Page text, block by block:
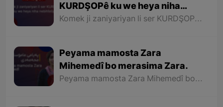
KURDŞOPê ku we heya niha
nebihîstiye.
Komek ji zaniyariyan li ser KURDŞOPê ku we heya niha nebihîstiye.
Peyama mamosta Zara
Mihemedî bo merasima Zara.
Peyama mamosta Zara Mihemedî bo merasima Zara.